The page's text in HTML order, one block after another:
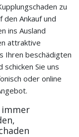
zu
Ankauf und
ins Ausland
attraktive
Ihren beschädigten
schicken Sie uns
oder online